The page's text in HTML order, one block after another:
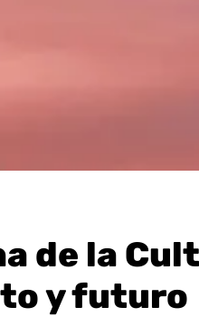
de la
y futuro